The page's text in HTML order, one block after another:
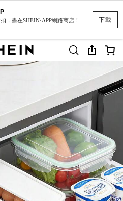
下載
，盡在SHEIN·APP網路商店！